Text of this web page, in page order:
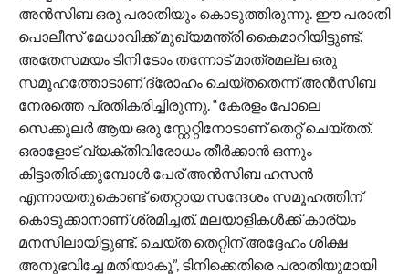
അന്‍സിബ ഒരു പരാതിയും കൊടുത്തിരുന്നു. ഈ പരാതി
പൊലീസ് മേധാവിക്ക് മുഖ്യമന്ത്രി കൈമാറിയിട്ടുണ്ട്.
അതേസമയം ടിനി ടോം തന്നോട് മാത്രമല്ല ഒരു
സമൂഹത്തോടാണ് ദ്രോഹം ചെയ്തതെന്ന് അൻസിബ
നേരത്തെ പ്രതികരിച്ചിരുന്നു. “കേരളം പോലെ
സെക്കുലർ ആയ ഒരു സ്റ്റേറ്റിനോടാണ് തെറ്റ് ചെയ്തത്.
ഒരാളോട് വ്യക്തിവിരോധം തീർക്കാൻ ഒന്നും
കിട്ടാതിരിക്കുമ്പോൾ പേര് അൻസിബ ഹസൻ
എന്നായതുകൊണ്ട് തെറ്റായ സന്ദേശം സമൂഹത്തിന്
കൊടുക്കാനാണ് ശ്രമിച്ചത്. മലയാളികൾക്ക് കാര്യം
മനസിലായിട്ടുണ്ട്. ചെയ്ത തെറ്റിന് അദ്ദേഹം ശിക്ഷ
അനുഭവിച്ചേ മതിയാകൂ”, ടിനിക്കെതിരെ പരാതിയുമായി